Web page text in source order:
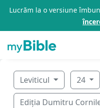
Lucrăm la o versiune
Leviticul 24
Ediția Dumitru